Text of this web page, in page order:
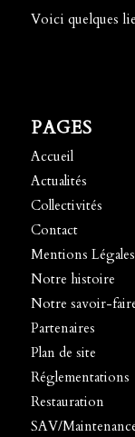
Voici quelques
PAGES
Accueil
Actualités
Collectivités
Contact
Mentions Légales
Notre histoire
Notre savoir-
Partenaires
Plan de site
Réglementations
Restauration
SAV/